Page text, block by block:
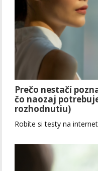
Prečo nestačí
čo naozaj
rozhodnutiu)
Robíte si testy na